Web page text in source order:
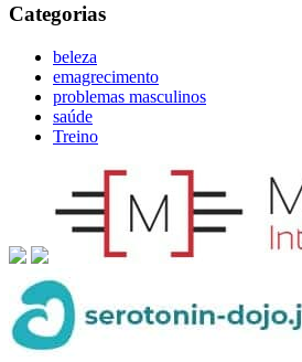
Categorias
beleza
emagrecimento
problemas masculinos
saúde
Treino